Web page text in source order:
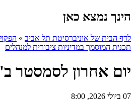
הינך נמצא כאן
לדף הבית של אוניברסיטת תל אביב »
תכנית המוסמך במדיניות ציבורית למנהלים
יום אחרון לסמסטר ב'
07 ביולי 2026, 8:00